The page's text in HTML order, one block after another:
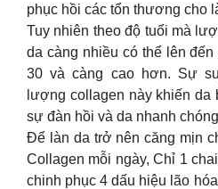
phục hồi các tổn thương cho
Tuy nhiên theo độ tuổi mà
da càng nhiều có thể lên
30 và càng cao hơn. Sự
lượng collagen này khiến da
sự đàn hồi và da nhanh
Để làn da trở nên căng mịn
Collagen mỗi ngày, Chỉ 1
chinh phục 4 dấu hiệu lão